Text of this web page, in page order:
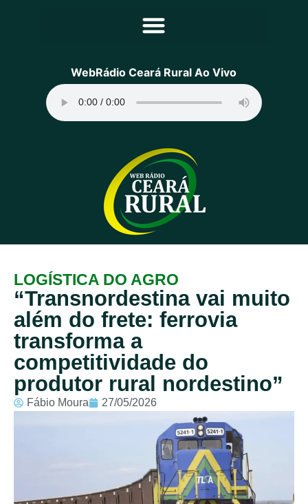
Principal
Programação
Equipe
Contato
Sobre
WebRádio Ceará Rural Ao Vivo
LOGÍSTICA DO AGRO
“Transnordestina vai muito
além do frete: ferrovia
transforma a
competitividade do
produtor rural nordestino”
Fábio Moura 27/05/2026